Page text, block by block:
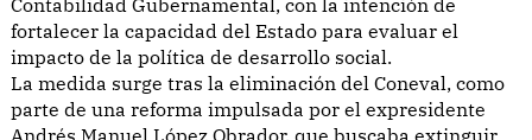
fortalecer la capacidad del Estado para evaluar el
impacto de la política de desarrollo social.
La medida surge tras la eliminación del Coneval, como
parte de una reforma impulsada por el expresidente
Andrés Manuel López Obrador, que buscaba extinguir